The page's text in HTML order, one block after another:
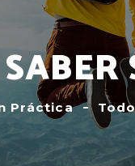
Práctica